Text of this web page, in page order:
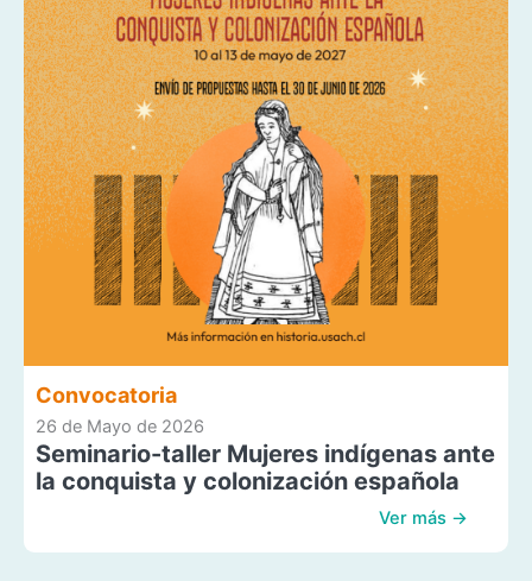
Convocatoria
26 de Mayo de 2026
Seminario-taller Mujeres indígenas ante
la conquista y colonización española
Ver más →